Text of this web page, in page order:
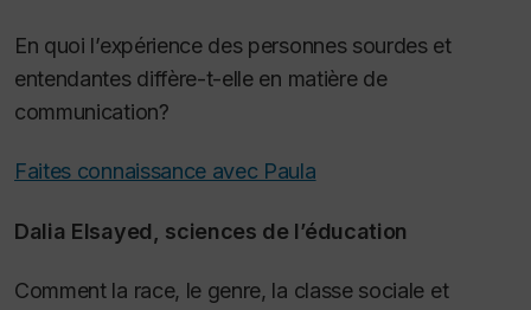
En quoi l’expérience des personnes sourdes et
entendantes diffère-t-elle en matière de
communication?
Faites connaissance avec Paula
Dalia Elsayed, sciences de l’éducation
Comment la race, le genre, la classe sociale et